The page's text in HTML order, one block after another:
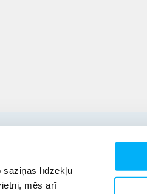
saziņas līdzekļu
mēs arī